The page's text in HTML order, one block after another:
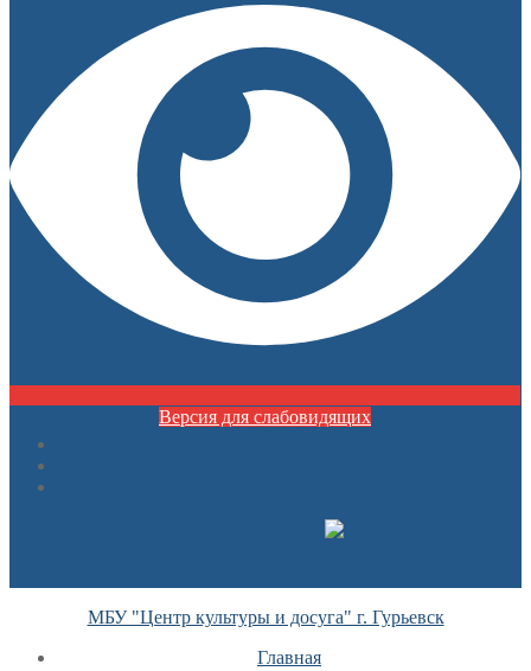
Версия для слабовидящих
МБУ "Центр культуры и досуга" г. Гурьевск
Главная